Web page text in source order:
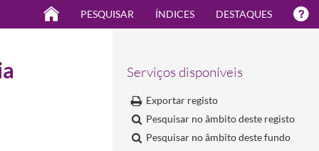
PESQUISAR ÍNDICES DESTAQUES
Serviços disponíveis
Exportar registo
Pesquisar no âmbito deste registo
Pesquisar no âmbito deste fundo